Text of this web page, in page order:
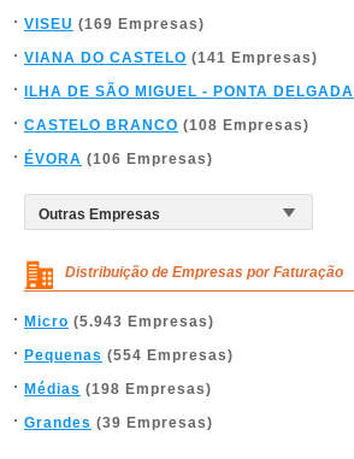
VISEU (169 Empresas)
VIANA DO CASTELO (141 Empresas)
ILHA DE SÃO MIGUEL - PONTA DELGADA
CASTELO BRANCO (108 Empresas)
ÉVORA (106 Empresas)
Distribuição de Empresas por Faturação
Micro (5.943 Empresas)
Pequenas (554 Empresas)
Médias (198 Empresas)
Grandes (39 Empresas)